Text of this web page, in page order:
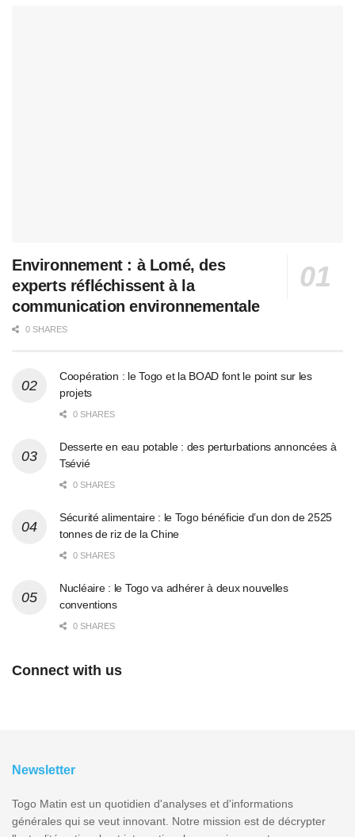
Environnement : à Lomé, des
experts réfléchissent à la
communication environnementale
0 SHARES
Coopération : le Togo et la BOAD font le point sur les
projets
0 SHARES
Desserte en eau potable : des perturbations annoncées à
Tsévié
0 SHARES
Sécurité alimentaire : le Togo bénéficie d’un don de 2525
tonnes de riz de la Chine
0 SHARES
Nucléaire : le Togo va adhérer à deux nouvelles
conventions
0 SHARES
Connect with us
Newsletter
Togo Matin est un quotidien d'analyses et d'informations
générales qui se veut innovant. Notre mission est de décrypter